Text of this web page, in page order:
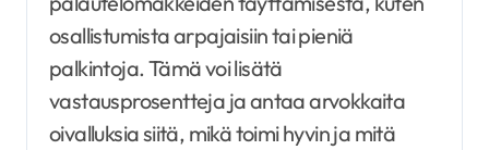
osallistumista arpajaisiin tai pieniä
palkintoja. Tämä voi lisätä
vastausprosentteja ja antaa arvokkaita
oivalluksia siitä, mikä toimi hyvin ja mitä